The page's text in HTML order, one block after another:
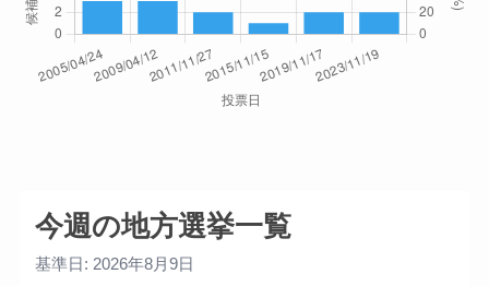
今週の地方選挙一覧
基準日: 2026年8月9日